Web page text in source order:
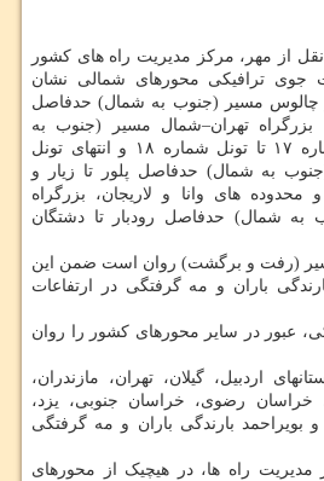
از مهر، مرکز مدیریت راه های کشور
جوی ترافیکی محورهای شمالی نشان
چالوس مسیر (جنوب به شمال) حدفاصل
بزرگراه تهران–شمال مسیر (جنوب به
شمال) حدفاصل تونل شماره ۱۷ تا تونل شماره ۱۸ و انتهای تونل
به شمال) حدفاصل پلور تا زیار و
محدوده های وانا و لاریجان، بزرگراه
شمال) حدفاصل رودبار تا دشتگان
(رفت و برگشت) روان است ضمن این
باران و مه گرفتگی در ارتفاعات
عبور در سایر محورهای کشور را روان
اردبیل، گیلان، تهران، مازندران،
خراسان رضوی، خراسان جنوبی، یزد،
بویراحمد بارندگی باران و مه گرفتگی
راه ها، در هیچیک از محورهای